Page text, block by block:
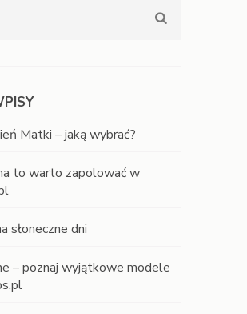
Matki – jaką wybrać?
to warto zapolować w
słoneczne dni
– poznaj wyjątkowe modele